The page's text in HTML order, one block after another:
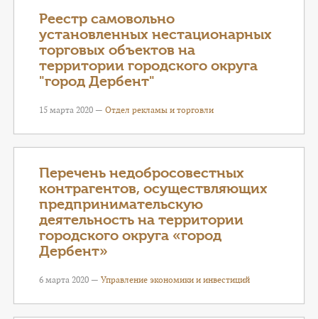
Реестр самовольно
установленных нестационарных
торговых объектов на
территории городского округа
"город Дербент"
15 марта 2020 — Отдел рекламы и торговли
Перечень недобросовестных
контрагентов, осуществляющих
предпринимательскую
деятельность на территории
городского округа «город
Дербент»
6 марта 2020 — Управление экономики и инвестиций